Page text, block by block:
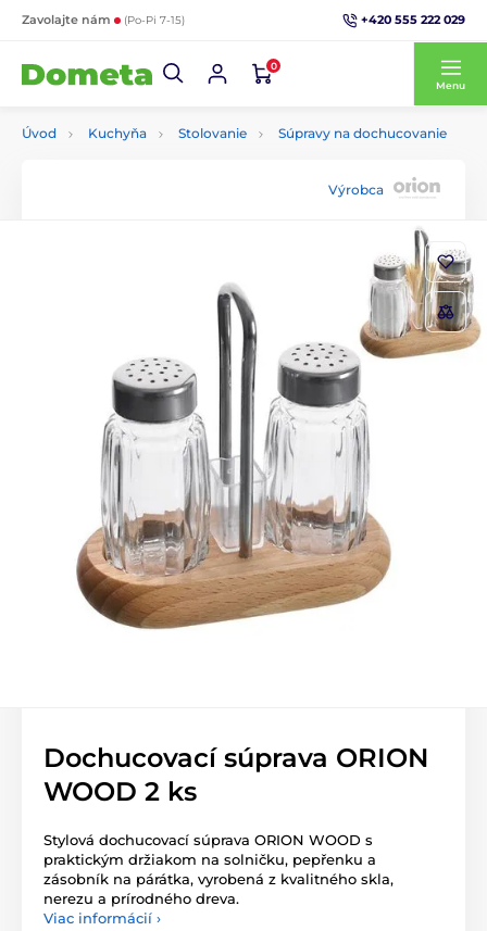
Zavolajte nám (Po-Pi 7-15) +420 555 222 029
0
Menu
Úvod Kuchyňa Stolovanie Súpravy na dochucovanie
Výrobca
Dochucovací súprava ORION
WOOD 2 ks
Stylová dochucovací súprava ORION WOOD s
praktickým držiakom na solničku, pepřenku a
zásobník na párátka, vyrobená z kvalitného skla,
nerezu a prírodného dreva.
Viac informácií ›